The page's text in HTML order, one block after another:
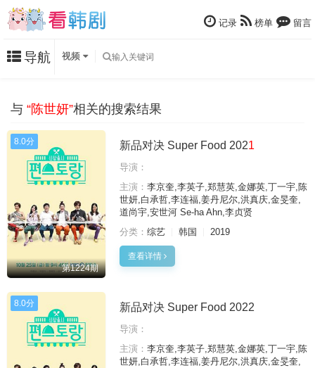
记录 榜单 留言
导航 视频
与 “陈世妍”相关的搜索结果
8.0分
第1224期
新品对决 Super Food 2021
导演：
主演： 李京奎,李英子,郑慧英,金娜英,丁一宇,陈
世妍,白承哲,李连福,姜丹尼尔,洪真庆,金旻奎,
道尚宇,安世河 Se-ha Ahn,李贞贤
分类： 综艺 韩国 2019
查看详情
8.0分 新品对决 Super Food 2022
导演：
主演： 李京奎,李英子,郑慧英,金娜英,丁一宇,陈
世妍,白承哲,李连福,姜丹尼尔,洪真庆,金旻奎,